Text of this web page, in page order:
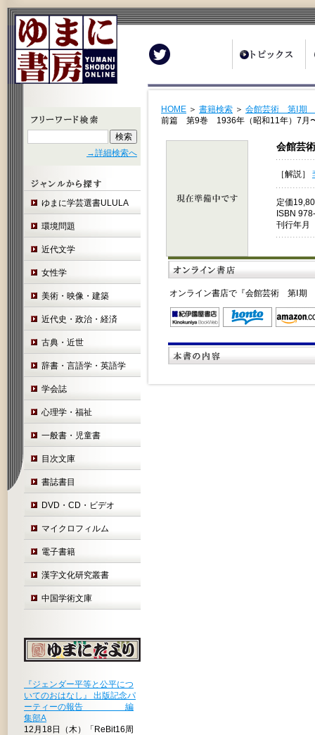
→詳細検索へ
ゆまに学芸選書ULULA
環境問題
近代文学
女性学
美術・映像・建築
近代史・政治・経済
古典・近世
辞書・言語学・英語学
学会誌
心理学・福祉
一般書・児童書
目次文庫
書誌書目
DVD・CD・ビデオ
マイクロフィルム
電子書籍
漢字文化研究叢書
中国学術文庫
『ジェンダー平等と公平につ
いてのおはなし』 出版記念パ
ーティーの報告 編
集部A
12月18日（木）「ReBit16周
HOME ＞ 書籍検索 ＞ 会館芸術 第Ⅰ期
前篇 第9巻 1936年（昭和11年）7月
会館芸
［解説］
定価
ISBN
刊行年
オンライン書店で『会館芸術 第Ⅰ